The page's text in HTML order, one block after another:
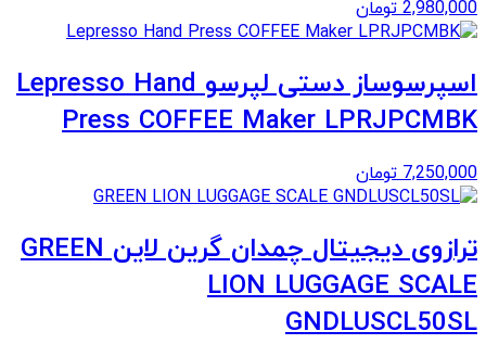
2,980,000 تومان
اسپرسوساز دستی لپرسو Lepresso Hand
Press COFFEE Maker LPRJPCMBK
7,250,000 تومان
ترازوی دیجیتال چمدان گرین لاین GREEN
LION LUGGAGE SCALE
GNDLUSCL50SL